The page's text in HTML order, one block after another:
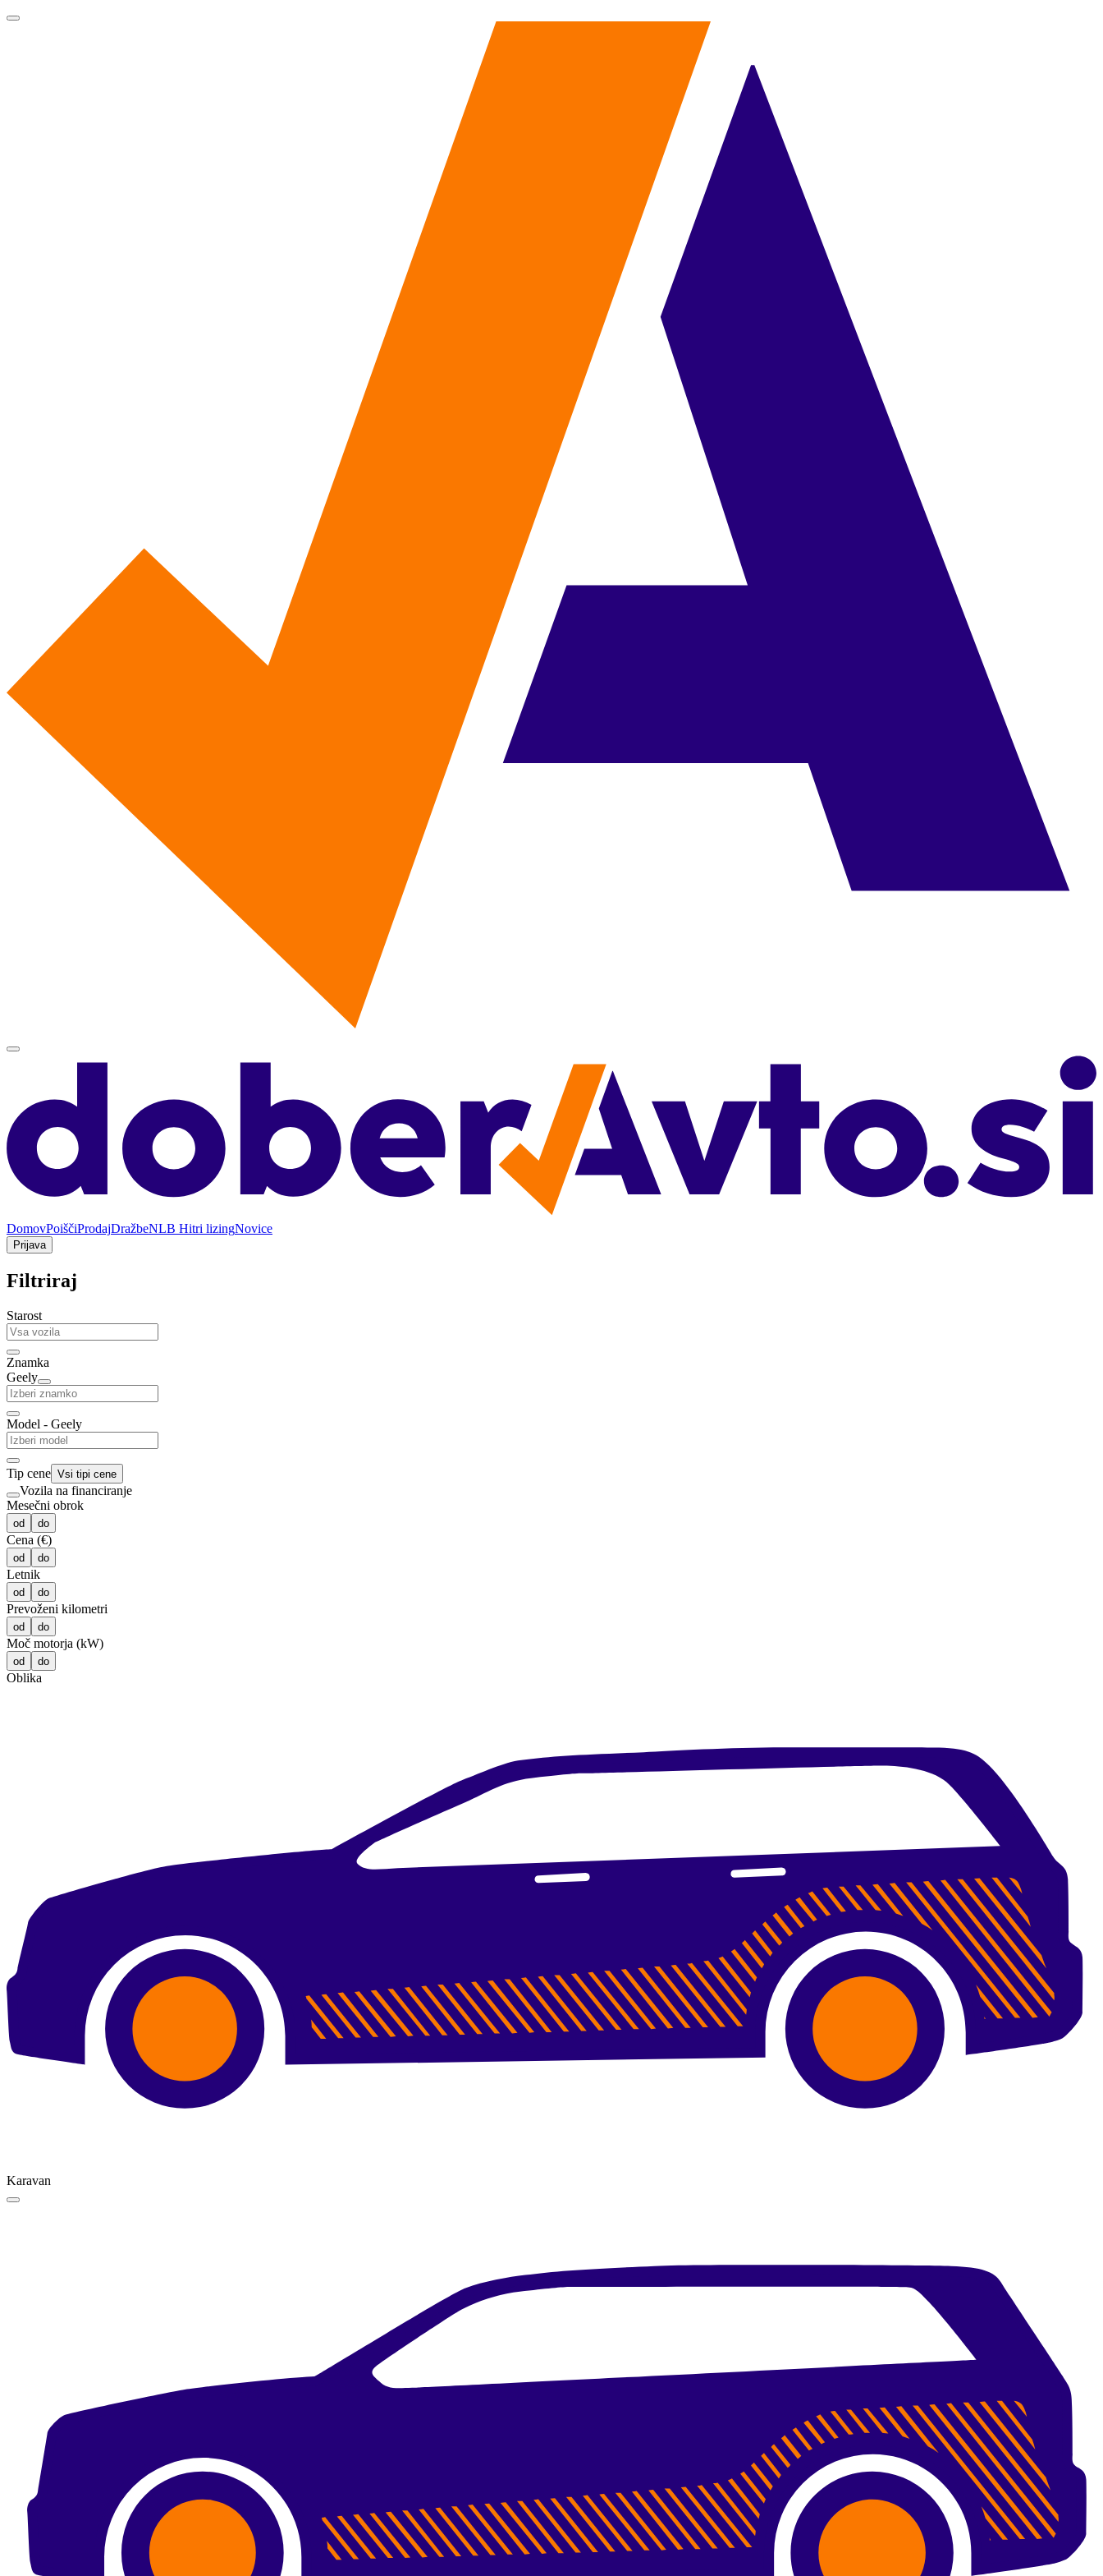
DomovPoiščiProdajDražbeNLB Hitri lizingNovice
Prijava
Filtriraj
Starost
Znamka
Geely
Model - Geely
Tip cene Vsi tipi cene
Vozila na financiranje
Mesečni obrok
od do
Cena (€)
od do
Letnik
od do
Prevoženi kilometri
od do
Moč motorja (kW)
od do
Oblika
Karavan